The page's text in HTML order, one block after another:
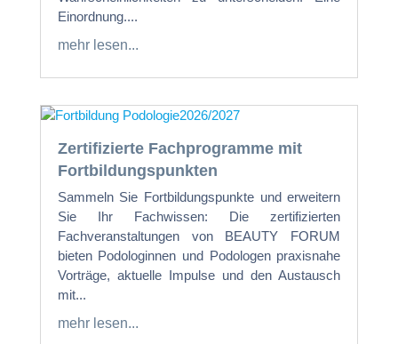
Einordnung....
mehr lesen...
Zertifizierte Fachprogramme mit
Fortbildungspunkten
Sammeln Sie Fortbildungspunkte und erweitern
Sie Ihr Fachwissen: Die zertifizierten
Fachveranstaltungen von BEAUTY FORUM
bieten Podologinnen und Podologen praxisnahe
Vorträge, aktuelle Impulse und den Austausch
mit...
mehr lesen...